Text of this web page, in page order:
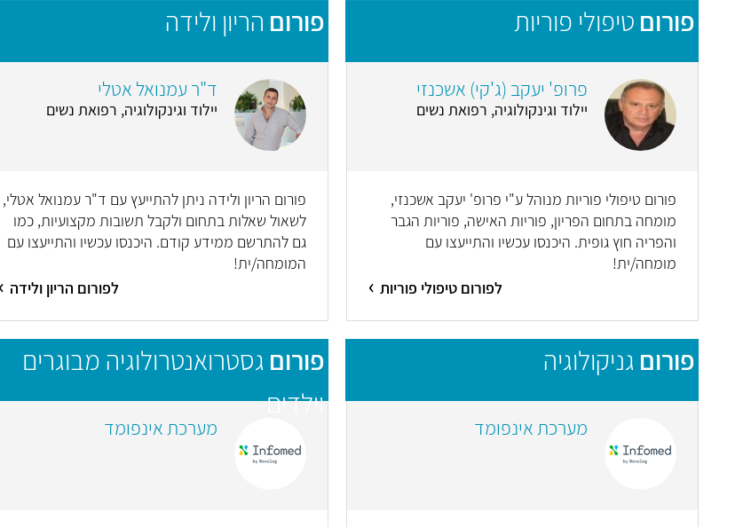
פורום טיפולי פוריות
פרופ' יעקב (ג'קי) אשכנזי
יילוד וגינקולוגיה, רפואת נשים
פורום טיפולי פוריות מנוהל ע"י פרופ' יעקב אשכנזי,
מומחה בתחום הפריון, פוריות האישה, פוריות הגבר
והפריה חוץ גופית. היכנסו עכשיו והתייעצו עם
מומחה/ית!
לפורום טיפולי פוריות
פורום הריון ולידה
ד"ר עמנואל אטלי
יילוד וגינקולוגיה, רפואת נשים
פורום הריון ולידה ניתן להתייעץ עם ד"ר עמנואל אטלי,
לשאול שאלות בתחום ולקבל תשובות מקצועיות, כמו
גם להתרשם ממידע קודם. היכנסו עכשיו והתייעצו עם
המומחה/ית!
לפורום הריון ולידה
פורום גניקולוגיה
מערכת אינפומד
פורום גסטרואנטרולוגיה מבוגרים
וילדים
מערכת אינפומד